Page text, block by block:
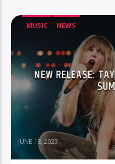
MUSIC NEWS
NEW RELEASE:
JUNE 18, 2023